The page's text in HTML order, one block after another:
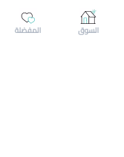
إرسال رسالة
المفضلة السوق